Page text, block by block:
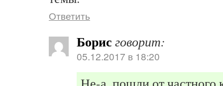
Ответить
Борис говорит:
05.12.2017 в 18:20